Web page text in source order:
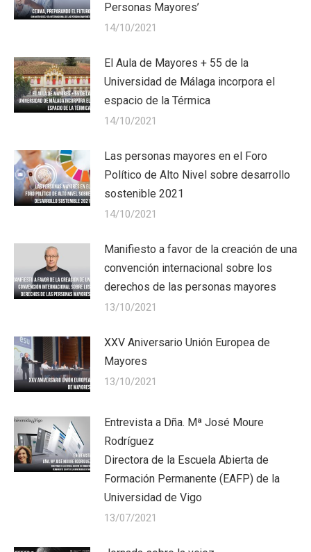
Personas Mayores’
14/10/2021
El Aula de Mayores + 55 de la
Universidad de Málaga incorpora el
espacio de la Térmica
14/10/2021
Las personas mayores en el Foro
Político de Alto Nivel sobre desarrollo
sostenible 2021
14/10/2021
Manifiesto a favor de la creación de una
convención internacional sobre los
derechos de las personas mayores
13/10/2021
XXV Aniversario Unión Europea de
Mayores
13/10/2021
Entrevista a Dña. Mª José Moure
Rodríguez
Directora de la Escuela Abierta de
Formación Permanente (EAFP) de la
Universidad de Vigo
13/07/2021